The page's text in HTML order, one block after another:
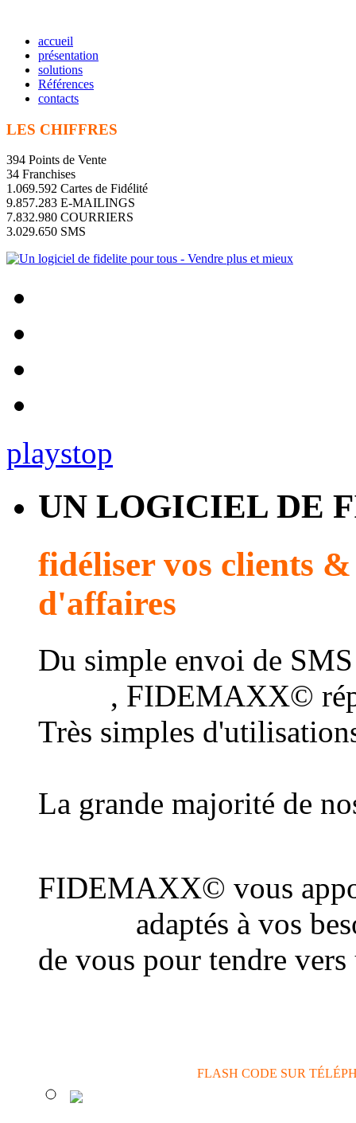
accueil
présentation
solutions
Références
contacts
LES CHIFFRES
394 Points de Vente
34 Franchises
1.069.592 Cartes de Fidélité
9.857.283 E-MAILINGS
7.832.980 COURRIERS
3.029.650 SMS
playstop
UN LOGICIEL DE
fidéliser vos clients
d'affaires
Du simple envoi de
, FIDEMAXX©
Très simples
La grande majorité de
FIDEMAXX© vous
adaptés à vos
de vous pour tendre
FLASH CODE SUR